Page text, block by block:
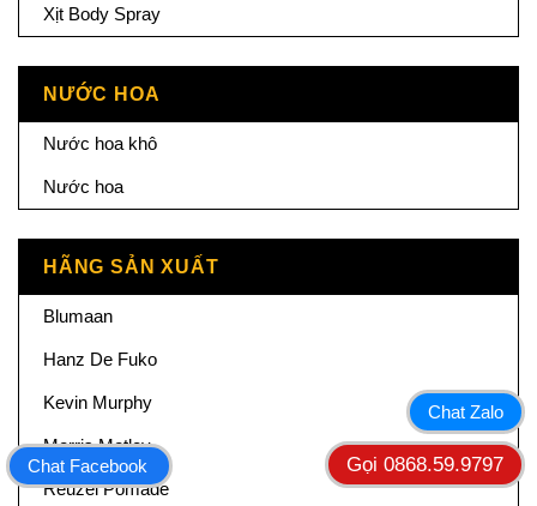
Xịt Body Spray
NƯỚC HOA
Nước hoa khô
Nước hoa
HÃNG SẢN XUẤT
Blumaan
Hanz De Fuko
Kevin Murphy
Morris Motley
Reuzel Pomade
Chat Zalo
Chat Facebook Gọi 0868.59.9797